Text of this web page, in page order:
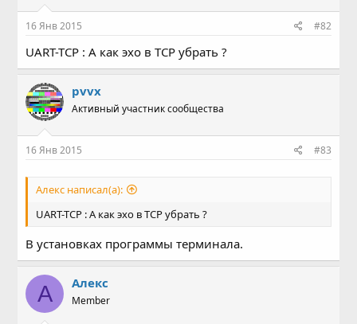
16 Янв 2015 #82
UART-TCP : А как эхо в TCP убрать ?
pvvx
Активный участник сообщества
16 Янв 2015 #83
Алекс написал(а):
UART-TCP : А как эхо в TCP убрать ?
В установках программы терминала.
А Алекс
Member